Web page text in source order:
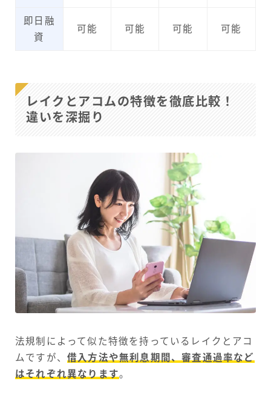
即日融
資
可能 可能 可能 可能
レイクとアコムの特徴を徹底比較！
違いを深掘り
法規制によって似た特徴を持っているレイクとアコ
ムですが、 借入方法や無利息期間、審査通過率など
はそれぞれ異なります。